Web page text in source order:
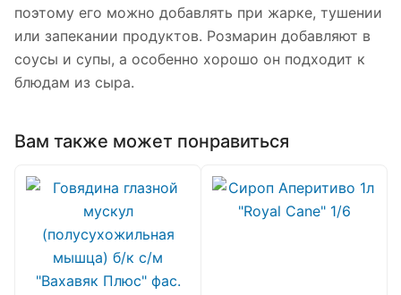
поэтому его можно добавлять при жарке, тушении
или запекании продуктов. Розмарин добавляют в
соусы и супы, а особенно хорошо он подходит к
блюдам из сыра.
Вам также может понравиться